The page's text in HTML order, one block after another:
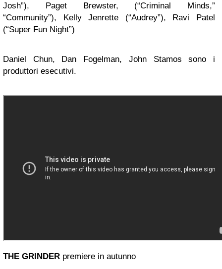
Josh”), Paget Brewster, (“Criminal Minds,”
“Community”), Kelly Jenrette (“Audrey”), Ravi Patel
(“Super Fun Night”)
Daniel Chun, Dan Fogelman, John Stamos sono i
produttori esecutivi.
THE GRINDER premiere in autunno